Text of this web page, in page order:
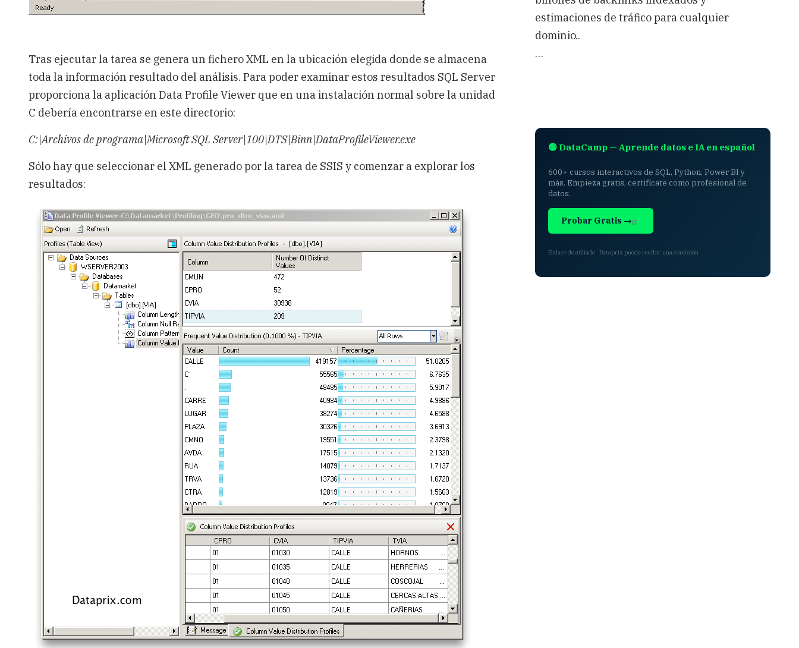
Tras ejecutar la tarea se genera un fichero XML en la ubicación elegida donde se almacena
toda la información resultado del análisis. Para poder examinar estos resultados SQL Server
proporciona la aplicación Data Profile Viewer que en una instalación normal sobre la unidad
C debería encontrarse en este directorio:
C:\Archivos de programa\Microsoft SQL Server\100\DTS\Binn\DataProfileViewer.exe
Sólo hay que seleccionar el XML generado por la tarea de SSIS y comenzar a explorar los
resultados:
estimaciones de tráfico para cualquier
dominio..
…
🟢 DataCamp — Aprende datos e IA en español
600+ cursos interactivos de SQL, Python, Power BI y
más. Empieza gratis, certifícate como profesional de
datos.
Probar Gratis →
Enlace de afiliado · Dataprix puede recibir una comisión